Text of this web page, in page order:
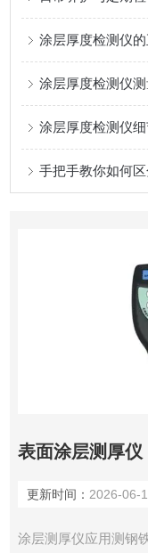
涂层厚度检测仪
涂层厚度检测仪
涂层厚度检测仪
手把手教你如何
表面涂层测厚仪
更新时间： 2026-06-
涂层测厚仪应用测钢